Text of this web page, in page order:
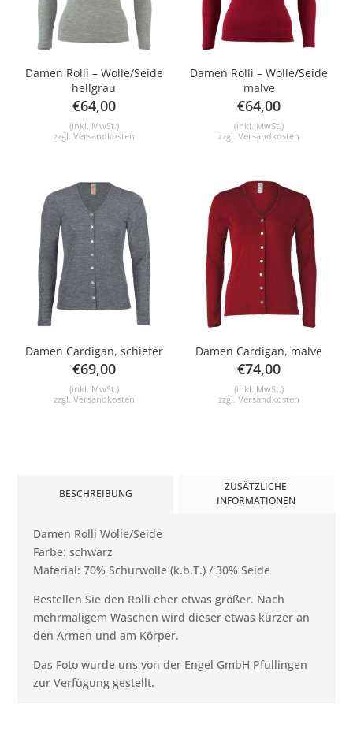
BESCHREIBUNG
ZUSÄTZLICHE
INFORMATIONEN
Damen Rolli Wolle/Seide
Farbe: schwarz
Material: 70% Schurwolle (k.b.T.) / 30% Seide
Bestellen Sie den Rolli eher etwas größer. Nach
mehrmaligem Waschen wird dieser etwas kürzer an
den Armen und am Körper.
Das Foto wurde uns von der Engel GmbH Pfullingen
zur Verfügung gestellt.
Damen Rolli – Wolle/Seide
hellgrau
€64,00
(inkl. MwSt.)
zzgl. Versandkosten
Damen Rolli – Wolle/Seide
malve
€64,00
(inkl. MwSt.)
zzgl.Versandkosten
Damen Cardigan, schiefer
€69,00
(inkl. MwSt.)
zzgl. Versandkosten
Damen Cardigan, malve
€74,00
(inkl. MwSt.)
zzgl.Versandkosten